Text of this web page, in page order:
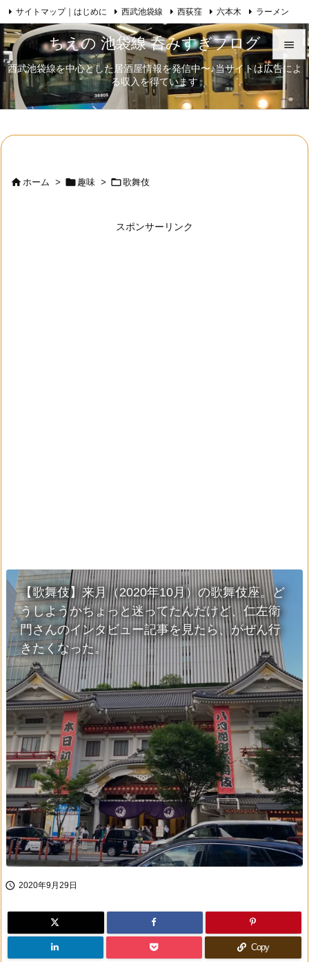
ちえの 池袋線 呑みすぎブログ
西武池袋線を中心とした居酒屋情報を発信中〜♪当サイトは広告によ
る収入を得ています


メニュ

サイトマップ｜はじめに 西武池袋線 西荻窪 六本木 ラーメン
日本酒 歌舞伎 自己紹介 RSS Feedly
ホーム >  趣味 > 歌舞伎
スポンサーリンク
【歌舞伎】来月（2020年10月）の歌舞伎座。ど
うしようかちょっと迷ってたんだけど、仁左衛
門さんのインタビュー記事を見たら、がぜん行
きたくなった。
 2020年9月29日
Copy